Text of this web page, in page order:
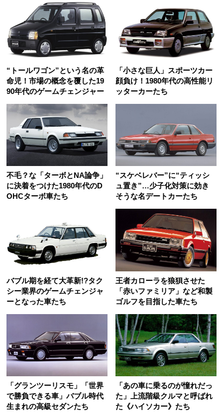
“トールワゴン”という名の革
命児！市場の概念を覆した19
90年代のゲームチェンジャー
「小さな巨人」スポーツカー
顔負け！1980年代の高性能リ
ッターカーたち
不毛？な「ターボとNA論争」
に決着をつけた1980年代のD
OHCターボ車たち
“スケベレバー”に“ティッシ
ュ置き”…少子化対策に効き
そうな名デートカーたち
バブル期を経て大革新!?タク
シー業界のゲームチェンジャ
ーとなった車たち
王者カローラを狼狽させた
「赤いファミリア」など和製
ゴルフを目指した車たち
「グランツーリスモ」「世界
で勝負できる車」バブル時代
生まれの高級セダンたち
「あの車に乗るのが憧れだっ
た」上流階級クルマと呼ばれ
た《ハイソカー》たち